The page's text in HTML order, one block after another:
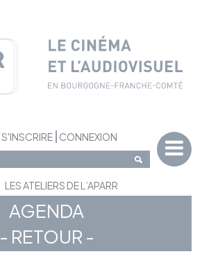
S'INSCRIRE CONNEXION
LES ATELIERS DE L’APARR
AGENDA
- RETOUR -